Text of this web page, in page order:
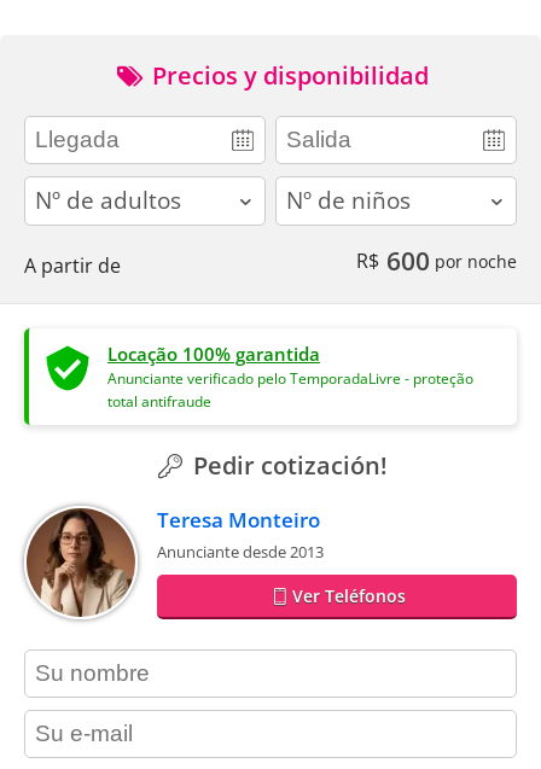
Precios y disponibilidad
adults children
A partir de R$ 600 por noche
Locação 100% garantida
Anunciante verificado pelo TemporadaLivre - proteção
total antifraude
Pedir cotización!
Teresa Monteiro
Anunciante desde 2013
Ver Teléfonos
contact_name
contact_email